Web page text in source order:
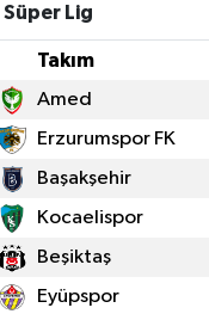
Süper Lig
Takım
Amed
Erzurumspor FK
Başakşehir
Kocaelispor
Beşiktaş
Eyüpspor